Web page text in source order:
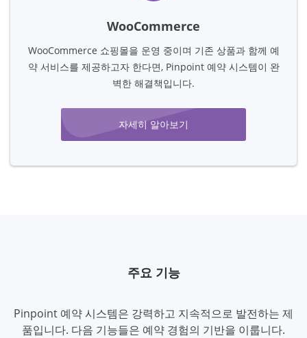
WooCommerce
WooCommerce 쇼핑몰을 운영 중이며 기존 상품과 함께 예
약 서비스를 제공하고자 한다면, Pinpoint 예약 시스템이 완
벽한 해결책입니다.
자세히 알아보기
주요 기능
Pinpoint 예약 시스템은 강력하고 지속적으로 발전하는 제
품입니다. 다음 기능들은 예약 경험의 기반을 이룹니다.